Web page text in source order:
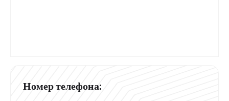
Номер телефона: